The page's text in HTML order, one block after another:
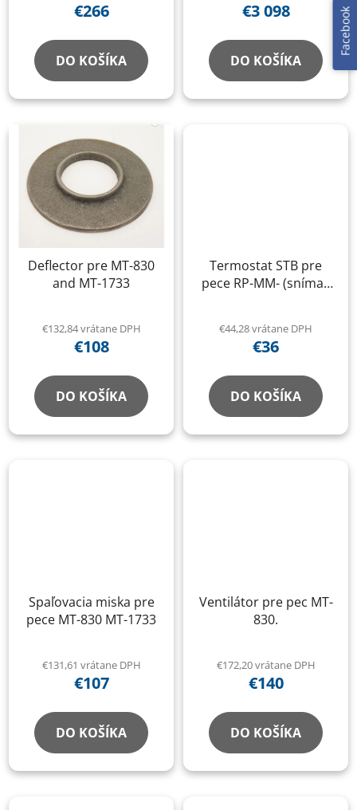
€266
DO KOŠÍKA
€3 098
DO KOŠÍKA
Deflector pre MT-830
and MT-1733
€132,84 vrátane DPH
€108
DO KOŠÍKA
Termostat STB pre
pece RP-MM- (snímač
€44,28 vrátane DPH
€36
DO KOŠÍKA
Spaľovacia miska pre
pece MT-830 MT-1733
€131,61 vrátane DPH
€107
DO KOŠÍKA
Ventilátor pre pec MT-
830.
€172,20 vrátane DPH
€140
DO KOŠÍKA
Facebook